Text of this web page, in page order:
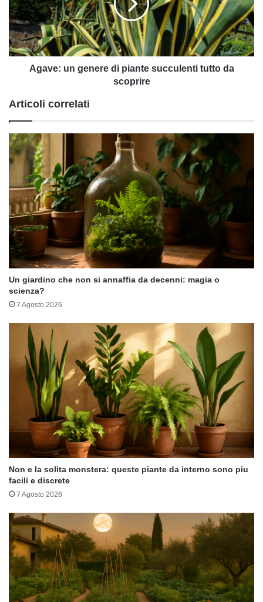
piante
succulenti
tutto
da
scoprire
Agave: un genere di piante succulenti tutto da
scoprire
Articoli correlati
Un giardino che non si annaffia da decenni: magia o
scienza?
7 Agosto 2026
Non e la solita monstera: queste piante da interno sono piu
facili e discrete
7 Agosto 2026